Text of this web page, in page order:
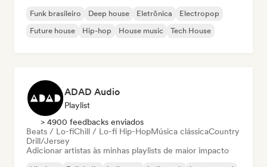
Funk brasileiro Deep house Eletrônica
Electropop
Future house
Hip-hop House music Tech House
ADAD Audio
Playlist
> 4900 feedbacks enviados
Beats / Lo-fiChill / Lo-fi Hip-HopMúsica clássicaCountry
Drill/Jersey
Adicionar artistas às minhas playlists de maior impacto